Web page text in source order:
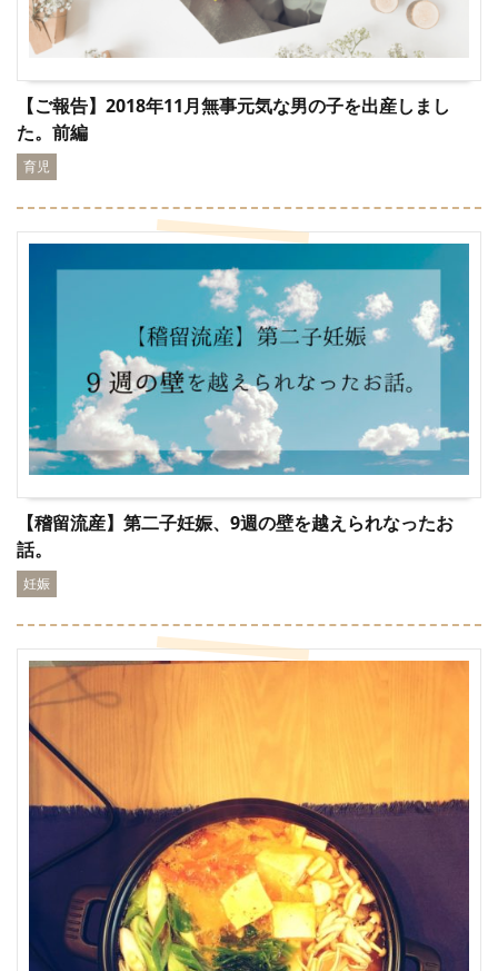
【ご報告】2018年11月無事元気な男の子を出産しまし
た。前編
育児
【稽留流産】第二子妊娠、9週の壁を越えられなったお
話。
妊娠